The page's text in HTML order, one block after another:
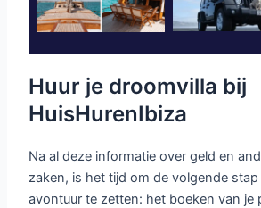
Huur je droomvilla bij
HuisHurenIbiza
Na al deze informatie over geld en
zaken, is het tijd om de volgende
avontuur te zetten: het boeken van je